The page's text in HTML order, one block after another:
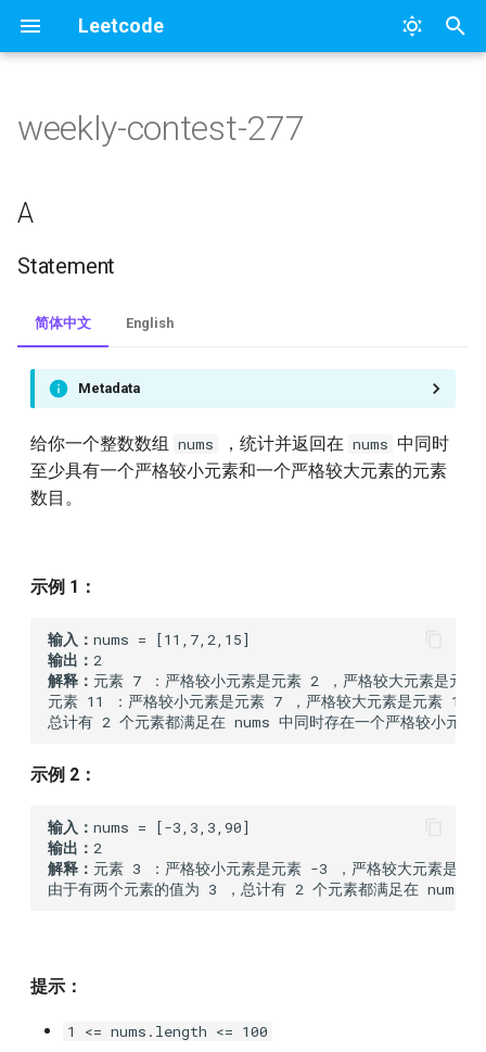
Leetcode
化
搜
引
1.two-sum
2.add-two-numbers
3.longest-substring-without-
repeating-characters
4.median-of-two-sorted-
5.longest-palindromic-
substring
7.reverse-integer
10.regular-expression-
14.longest-common-prefix
20.valid-parentheses
21.merge-two-sorted-lists
22.generate-parentheses
23.merge-k-sorted-lists
26.remove-duplicates-from-
sorted-array
A
Solution
Solution
Solution
Statement
Solution
95
93
92
89
88
82
77
weekly-contest-277
A
Statement
简体中文 English
Metadata
给你一个整数数组 nums ，统计并返回在 nums 中同时
至少具有一个严格较小元素和一个严格较大元素的元素
数目。
示例 1：
输入：
输出：
解释： 元素 7 ：严格较小元素是元素 2 ，严格较大元素是元
元素 11 ：严格较小元素是元素 7 ，严格较大元素是元素 15
示例 2：
输入：
输出：
解释： 元素 3 ：严格较小元素是元素 -3 ，严格较大元素是元
提示：
1 <= nums.length <= 100